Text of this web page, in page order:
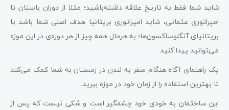
شاید شما فقط به تاریخ علاقه داشته‌باشید؛ مثلا از دوران باستان تا
امپراتوری عثمانی، شاید امپراتوری بریتانیا هدف اصلی شما باشد یا
بریتانیای آنگلوساکسون‌ها؛ به هرحال همه چیز از هر دوره‌ی در این موزه
می‌توانید پیدا کنید.
یک راهنمای آگاه هنگام سفر به لندن در زمستان به شما کمک می‌کند
تا بهترین استفاده را از زمان خود در موزه ببرید.
این ساختمان به خودی خود چشمگیر است و شکی نیست که پس از